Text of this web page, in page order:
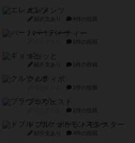
エレメンツ
紹介文あり 4件の投稿
バー！パーティー
1件の投稿
ギョッと
紹介文あり 1件の投稿
クルティボ
1件の投稿
ブラヴェスト
1件の投稿
ドブル：ポケットモンスター
紹介文あり 4件の投稿